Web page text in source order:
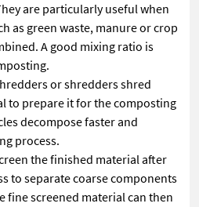
are particularly useful when
as green waste, manure or crop
A good mixing ratio is
or shredders shred
to prepare it for the composting
decompose faster and
process.
the finished material after
to separate coarse components
fine screened material can then